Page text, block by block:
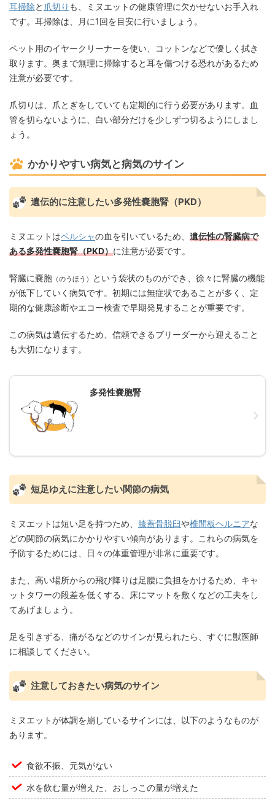
耳掃除と 爪切り も、ミヌエットの健康管理に欠かせないお手入れ
です。耳掃除は、月に1回を目安に行いましょう。
ペット用のイヤークリーナーを使い、コットンなどで優しく拭き
取ります。奥まで無理に掃除すると耳を傷つける恐れがあるため
注意が必要です。
爪切りは、爪とぎをしていても定期的に行う必要があります。血
管を切らないように、白い部分だけを少しずつ切るようにしまし
ょう。
かかりやすい病気と病気のサイン
遺伝的に注意したい多発性嚢胞腎（PKD）
ミヌエットはペルシャの血を引いているため、 遺伝性の腎臓病で
ある多発性嚢胞腎（PKD）に注意が必要です。
腎臓に嚢胞 （のうほう）
という袋状のものができ、徐々に腎臓の機能
が低下していく病気です。初期には無症状であることが多く、定
期的な健康診断やエコー検査で早期発見することが重要です。
この病気は遺伝するため、信頼できるブリーダーから迎えること
も大切になります。
多発性嚢胞腎
短足ゆえに注意したい関節の病気
ミヌエットは短い足を持つため、 膝蓋骨脱臼や椎間板ヘルニアな
どの関節の病気にかかりやすい傾向があります。これらの病気を
予防するためには、日々の体重管理が非常に重要です。
また、高い場所からの飛び降りは足腰に負担をかけるため、キャ
ットタワーの段差を低くする、床にマットを敷くなどの工夫をし
てあげましょう。
足を引きずる、痛がるなどのサインが見られたら、すぐに獣医師
に相談してください。
注意しておきたい病気のサイン
ミヌエットが体調を崩しているサインには、以下のようなものが
あります。
食欲不振、元気がない
水を飲む量が増えた、おしっこの量が増えた